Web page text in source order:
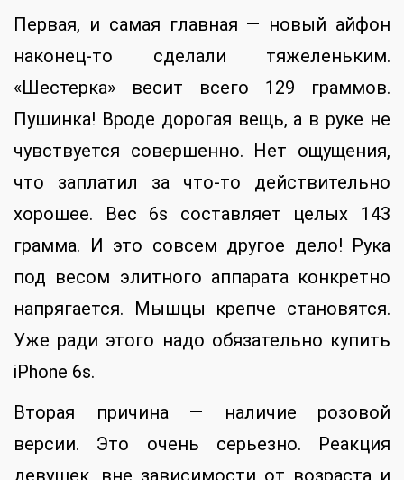
Первая, и самая главная — новый айфон
наконец-то сделали тяжеленьким.
«Шестерка» весит всего 129 граммов.
Пушинка! Вроде дорогая вещь, а в руке не
чувствуется совершенно. Нет ощущения,
что заплатил за что-то действительно
хорошее. Вес 6s составляет целых 143
грамма. И это совсем другое дело! Рука
под весом элитного аппарата конкретно
напрягается. Мышцы крепче становятся.
Уже ради этого надо обязательно купить
iPhone 6s.
Вторая причина — наличие розовой
версии. Это очень серьезно. Реакция